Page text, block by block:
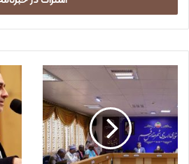
ا
ی
و
د
ر
ا